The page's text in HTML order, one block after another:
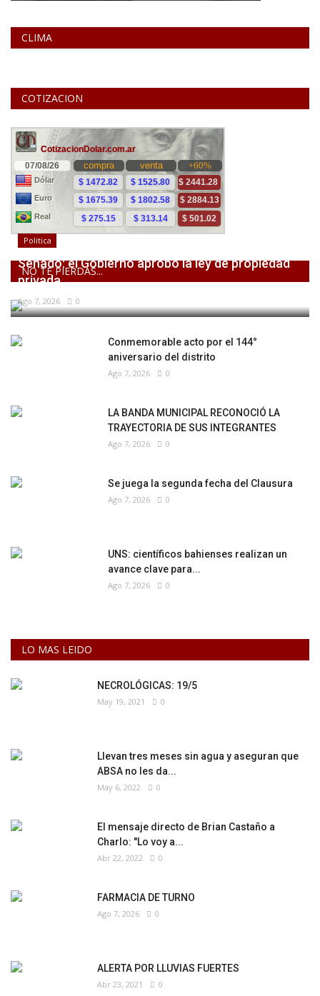
CLIMA
COTIZACION
NO TE PIERDAS...
Politica
Senado: el Gobierno aprobó la ley de propiedad
privada,...
Ago 7, 2026 0
Conmemorable acto por el 144°
aniversario del distrito
Ago 7, 2026 0
LA BANDA MUNICIPAL RECONOCIÓ LA
TRAYECTORIA DE SUS INTEGRANTES
Ago 7, 2026 0
Se juega la segunda fecha del Clausura
Ago 7, 2026 0
UNS: científicos bahienses realizan un
avance clave para...
Ago 7, 2026 0
LO MAS LEIDO
NECROLÓGICAS: 19/5
May 19, 2021 0
Llevan tres meses sin agua y aseguran que
ABSA no les da...
May 6, 2022 0
El mensaje directo de Brian Castaño a
Charlo: "Lo voy a...
Abr 22, 2022 0
FARMACIA DE TURNO
Ago 7, 2026 0
ALERTA POR LLUVIAS FUERTES
Abr 23, 2021 0